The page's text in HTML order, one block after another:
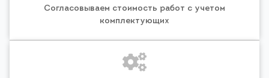
Согласовываем стоимость работ с учетом
комплектующих